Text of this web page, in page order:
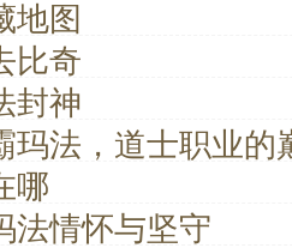
地图
比奇
封神
玛法，道士职业的
哪
法情怀与坚守